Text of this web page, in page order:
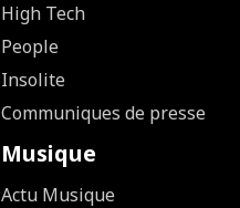
High Tech
People
Insolite
Communiques de presse
Musique
Actu Musique